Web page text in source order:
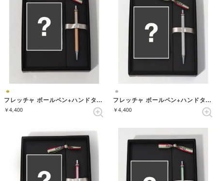
フレッチャ ボールペン+ハンドタオル ギフトセット （CHAMPAGNEGOLD）
￥4,400
フレッチャ ボールペン+ハンドタオル ギフトセット （COOLSILVER）
￥4,400